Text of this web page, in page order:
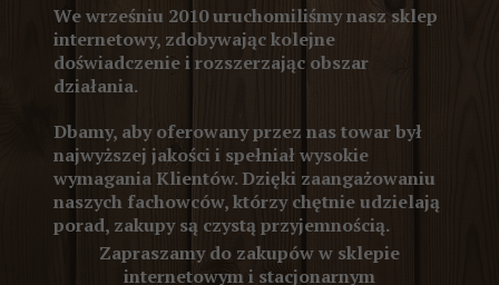
We wrześniu 2010 uruchomiliśmy nasz sklep
internetowy, zdobywając kolejne
doświadczenie i rozszerzając obszar
działania.
Dbamy, aby oferowany przez nas towar był
najwyższej jakości i spełniał wysokie
wymagania Klientów. Dzięki zaangażowaniu
naszych fachowców, którzy chętnie udzielają
porad, zakupy są czystą przyjemnością.
Zapraszamy do zakupów w sklepie
internetowym i stacjonarnym